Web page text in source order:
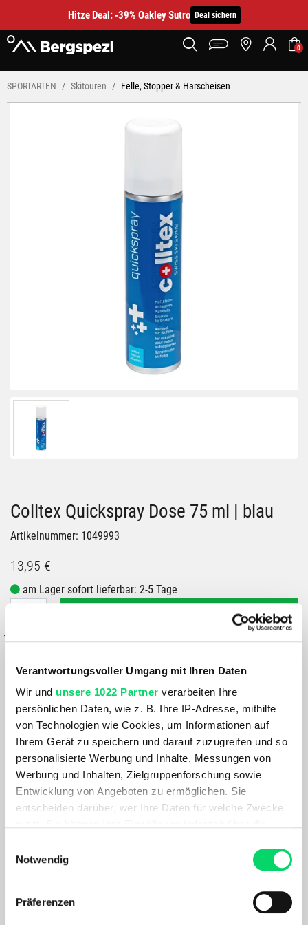
Verantwortungsvoller Umgang mit Ihren Daten
Wir und unsere 1022 Partner verarbeiten Ihre
persönlichen Daten, wie z. B. Ihre IP-Adresse, mithilfe
von Technologien wie Cookies, um Informationen auf
Ihrem Gerät zu speichern und darauf zuzugreifen und so
personalisierte Werbung und Inhalte, Messungen von
Werbung und Inhalten, Zielgruppenforschung sowie
Entwicklung von Angeboten zu ermöglichen. Sie
entscheiden darüber, wer Ihre Daten für welche Zwecke
Trigger Symbol ändern oder widerrufen
Informationen über Ihre geografische Lage
Notwendig
Präferenzen
Hitze Deal: -39% Oakley Sutro Deal sichern
0
SPORTARTEN Skitouren Felle, Stopper & Harscheisen
Colltex Quickspray Dose 75 ml | blau
Artikelnummer: 1049993
13,95 €
am Lager sofort lieferbar: 2-5 Tage
– oder –
GRÖSSE VERFÜGBAR IN
Bergspezl Puch
Bergspezl Haid
Du hast eine Frage?
Wir rufen dich an und beraten dich gerne.
BESCHREIBUNG
Quickspray ist die beste Möglichkeit für spontanes
Nachbeschichten am Vorabend der Tour. Da der quickspray
15 Minuten trocknen sollte, ist die Anwendung am Berg bei
Wind und Wetter nicht ideal. Wir empfehlen dazu das